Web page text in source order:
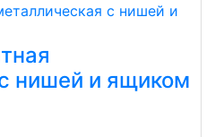
нишей и ящиком